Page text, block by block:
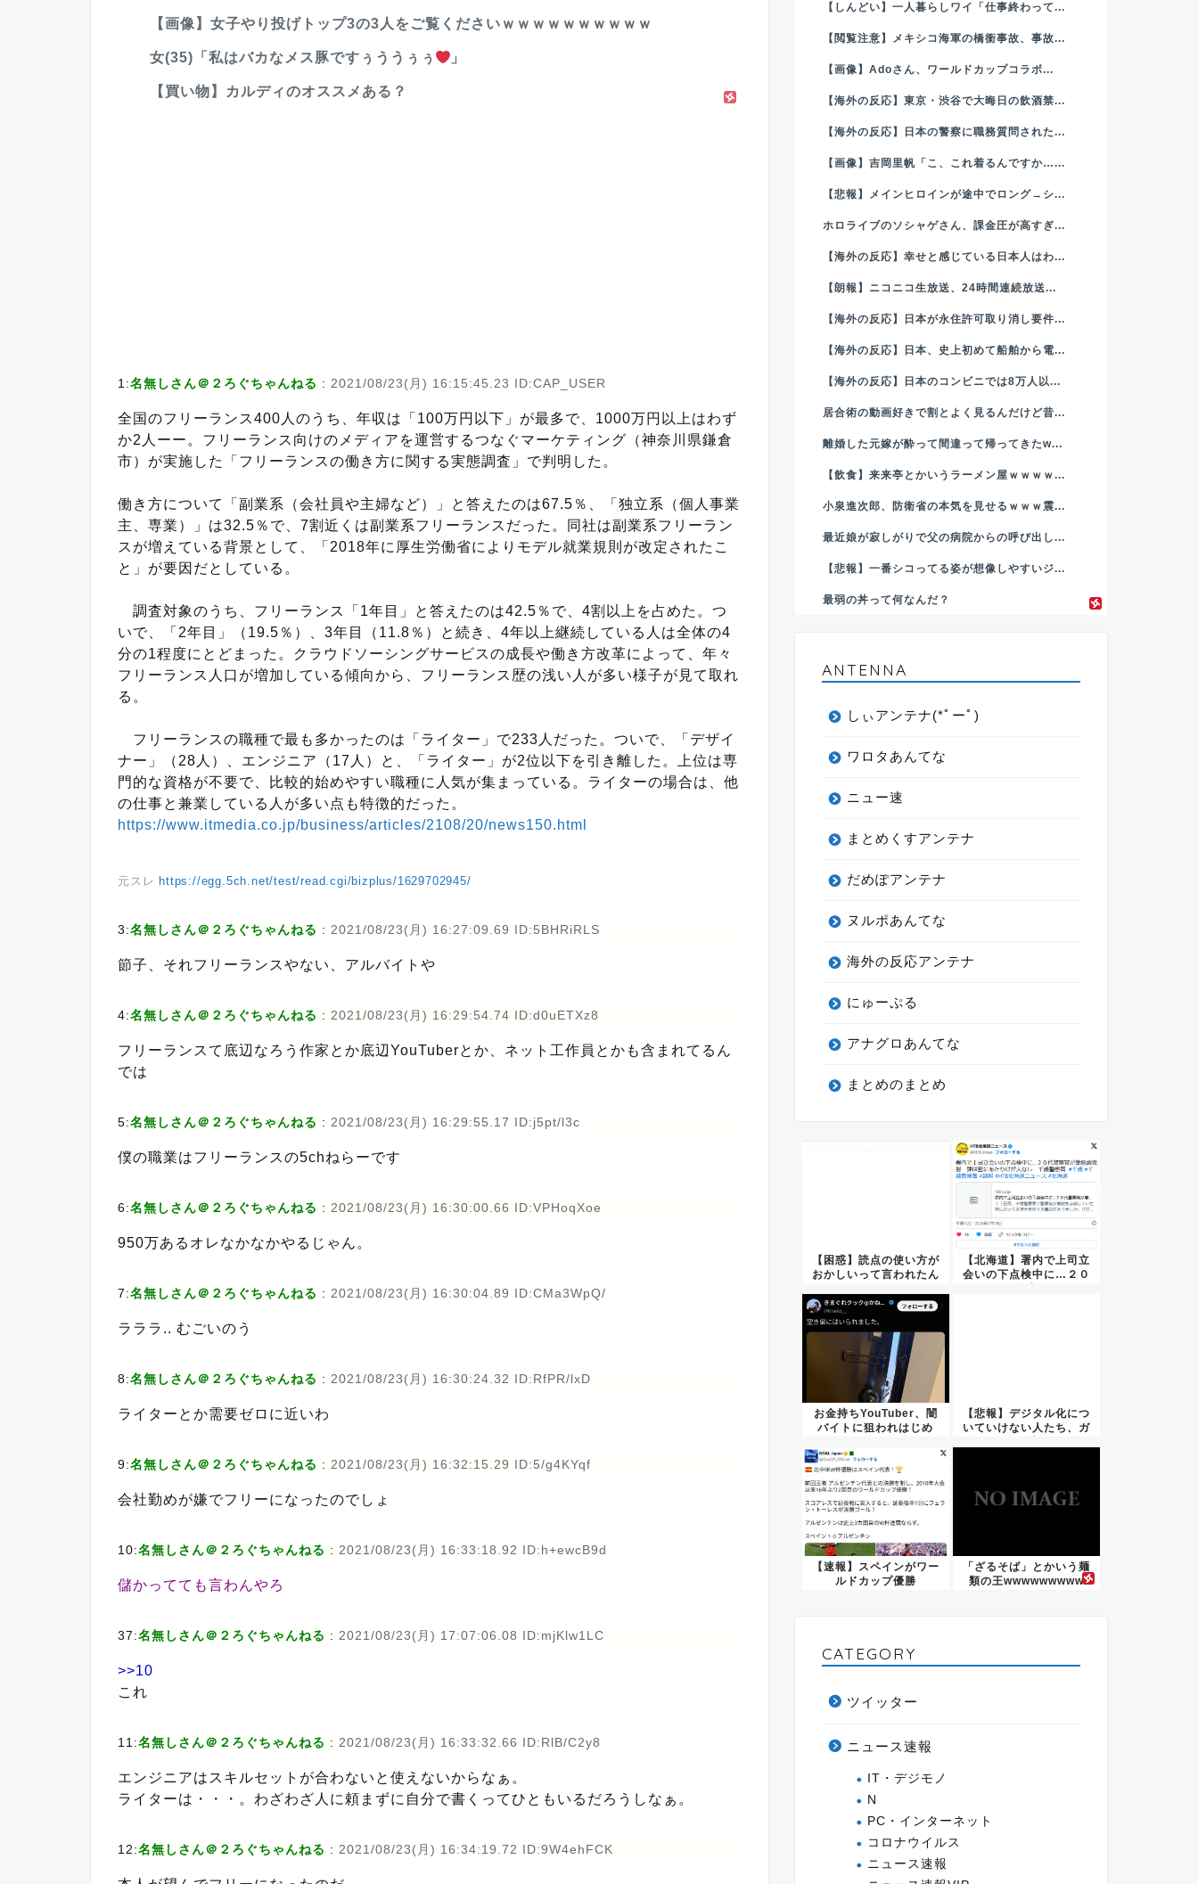
【画像】女子やり投げトップ3の3人をご覧くださいｗｗｗｗｗｗｗｗｗｗ
女(35)「私はバカなメス豚ですぅううぅぅ 」
【買い物】カルディのオススメある？
1:名無しさん＠２ろぐちゃんねる : 2021/08/23(月) 16:15:45.23 ID:CAP_USER
全国のフリーランス400人のうち、年収は「100万円以下」が最多で、1000万円以上はわず
か2人ーー。フリーランス向けのメディアを運営するつなぐマーケティング（神奈川県鎌倉
市）が実施した「フリーランスの働き方に関する実態調査」で判明した。
働き方について「副業系（会社員や主婦など）」と答えたのは67.5％、「独立系（個人事業
主、専業）」は32.5％で、7割近くは副業系フリーランスだった。同社は副業系フリーラン
スが増えている背景として、「2018年に厚生労働省によりモデル就業規則が改定されたこ
と」が要因だとしている。
調査対象のうち、フリーランス「1年目」と答えたのは42.5％で、4割以上を占めた。つ
いで、「2年目」（19.5％）、3年目（11.8％）と続き、4年以上継続している人は全体の4
分の1程度にとどまった。クラウドソーシングサービスの成長や働き方改革によって、年々
フリーランス人口が増加している傾向から、フリーランス歴の浅い人が多い様子が見て取れ
る。
フリーランスの職種で最も多かったのは「ライター」で233人だった。ついで、「デザイ
ナー」（28人）、エンジニア（17人）と、「ライター」が2位以下を引き離した。上位は専
門的な資格が不要で、比較的始めやすい職種に人気が集まっている。ライターの場合は、他
の仕事と兼業している人が多い点も特徴的だった。
https://www.itmedia.co.jp/business/articles/2108/20/news150.html
元スレ https://egg.5ch.net/test/read.cgi/bizplus/1629702945/
3:名無しさん＠２ろぐちゃんねる : 2021/08/23(月) 16:27:09.69 ID:5BHRiRLS
節子、それフリーランスやない、アルバイトや
4:名無しさん＠２ろぐちゃんねる : 2021/08/23(月) 16:29:54.74 ID:d0uETXz8
フリーランスて底辺なろう作家とか底辺YouTuberとか、ネット工作員とかも含まれてるん
では
5:名無しさん＠２ろぐちゃんねる : 2021/08/23(月) 16:29:55.17 ID:j5pt/l3c
僕の職業はフリーランスの5chねらーです
6:名無しさん＠２ろぐちゃんねる : 2021/08/23(月) 16:30:00.66 ID:VPHoqXoe
950万あるオレなかなかやるじゃん。
7:名無しさん＠２ろぐちゃんねる : 2021/08/23(月) 16:30:04.89 ID:CMa3WpQ/
ラララ.. むごいのう
8:名無しさん＠２ろぐちゃんねる : 2021/08/23(月) 16:30:24.32 ID:RfPR/lxD
ライターとか需要ゼロに近いわ
9:名無しさん＠２ろぐちゃんねる : 2021/08/23(月) 16:32:15.29 ID:5/g4KYqf
会社勤めが嫌でフリーになったのでしょ
10:名無しさん＠２ろぐちゃんねる : 2021/08/23(月) 16:33:18.92 ID:h+ewcB9d
儲かってても言わんやろ
37:名無しさん＠２ろぐちゃんねる : 2021/08/23(月) 17:07:06.08 ID:mjKlw1LC
>>10
これ
11:名無しさん＠２ろぐちゃんねる : 2021/08/23(月) 16:33:32.66 ID:RlB/C2y8
エンジニアはスキルセットが合わないと使えないからなぁ。
ライターは・・・。わざわざ人に頼まずに自分で書くってひともいるだろうしなぁ。
12:名無しさん＠２ろぐちゃんねる : 2021/08/23(月) 16:34:19.72 ID:9W4ehFCK
【しんどい】一人暮らしワイ「仕事終わって...
【閲覧注意】メキシコ海軍の橋衝事故、事故...
【画像】Adoさん、ワールドカップコラボ...
【海外の反応】東京・渋谷で大晦日の飲酒禁...
【海外の反応】日本の警察に職務質問された...
【画像】吉岡里帆「こ、これ着るんですか…...
【悲報】メインヒロインが途中でロング→シ...
ホロライブのソシャゲさん、課金圧が高すぎ...
【海外の反応】幸せと感じている日本人はわ...
【朗報】ニコニコ生放送、24時間連続放送...
【海外の反応】日本が永住許可取り消し要件...
【海外の反応】日本、史上初めて船舶から電...
【海外の反応】日本のコンビニでは8万人以...
居合術の動画好きで割とよく見るんだけど昔...
離婚した元嫁が酔って間違って帰ってきたw...
【飲食】来来亭とかいうラーメン屋ｗｗｗｗ...
小泉進次郎、防衛省の本気を見せるｗｗｗ震...
最近娘が寂しがりで父の病院からの呼び出し...
【悲報】一番シコってる姿が想像しやすいジ...
最弱の丼って何なんだ？
ANTENNA
しぃアンテナ(*ﾟーﾟ)
ワロタあんてな
ニュー速
まとめくすアンテナ
だめぽアンテナ
ヌルポあんてな
海外の反応アンテナ
にゅーぷる
アナグロあんてな
まとめのまとめ
【困惑】読点の使い方が
おかしいって言われたん
【北海道】署内で上司立
会いの下点検中に…２０
お金持ちYouTuber、闇
バイトに狙われはじめ
【悲報】デジタル化につ
いていけない人たち、ガ
【速報】スペインがワー
ルドカップ優勝
「ざるそば」とかいう麺
類の王wwwwwwwww
CATEGORY
ツイッター
ニュース速報
IT・デジモノ
N
PC・インターネット
コロナウイルス
ニュース速報